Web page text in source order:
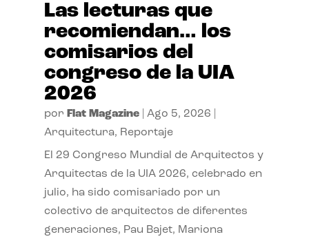
Las lecturas que
recomiendan… los
comisarios del
congreso de la UIA
2026
por Flat Magazine| Ago 5, 2026
Arquitectura, Reportaje
El 29 Congreso Mundial de Arquitectos y
Arquitectas de la UIA 2026, celebrado en
julio, ha sido comisariado por un
colectivo de arquitectos de diferentes
generaciones, Pau Bajet, Mariona